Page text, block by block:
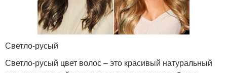
Светло-русый
Светло-русый цвет волос – это красивый натуральный